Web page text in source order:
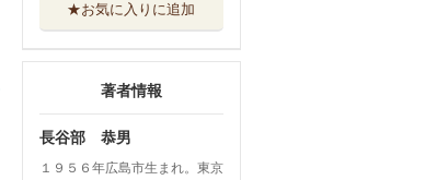
★お気に入りに追加
著者情報
長谷部 恭男
１９５６年広島市生まれ。東京